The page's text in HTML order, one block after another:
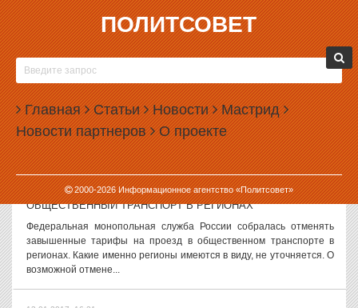
ПОЛИТСОВЕТ
Главная Статьи Новости Мастрид
Новости партнеров О проекте
2000-2026Информационное агентство «Политсовет»
13.01.2017, 17:50
СЛУХИ И ВЕРСИИ, 13 ЯНВАРЯ
Россель вновь почувствовал себя губернатором Сенатор Эдуард
Россель вновь смог немного почувствовать себя губернатором —
это случилось благодаря отсутствию в области Евгения
Куйвашева. Пока...
13.01.2017, 17:27
ФАС ОТМЕНИТ ПОВЫШЕННЫЕ ТАРИФЫ НА
ОБЩЕСТВЕННЫЙ ТРАНСПОРТ В РЕГИОНАХ
Федеральная монопольная служба России собралась отменять
завышенные тарифы на проезд в общественном транспорте в
регионах. Какие именно регионы имеются в виду, не уточняется. О
возможной отмене...